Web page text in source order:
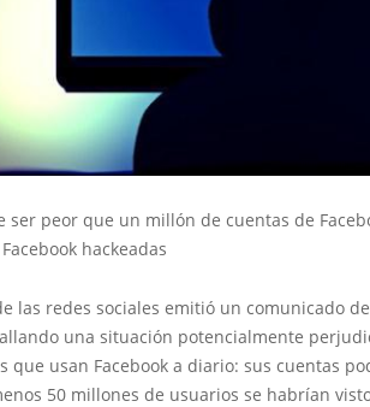
ser peor que un millón de cuentas de
hackeadas
las redes sociales emitió un comunicado
una situación potencialmente
que usan Facebook a diario: sus cuentas
50 millones de usuarios se habrían